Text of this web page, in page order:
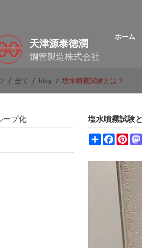
天津源泰徳潤
鋼管製造株式会社
ホーム
/ 全て / blog / 塩水噴霧試験とは？
ープ化 塩水噴霧試験
ShareFacebook